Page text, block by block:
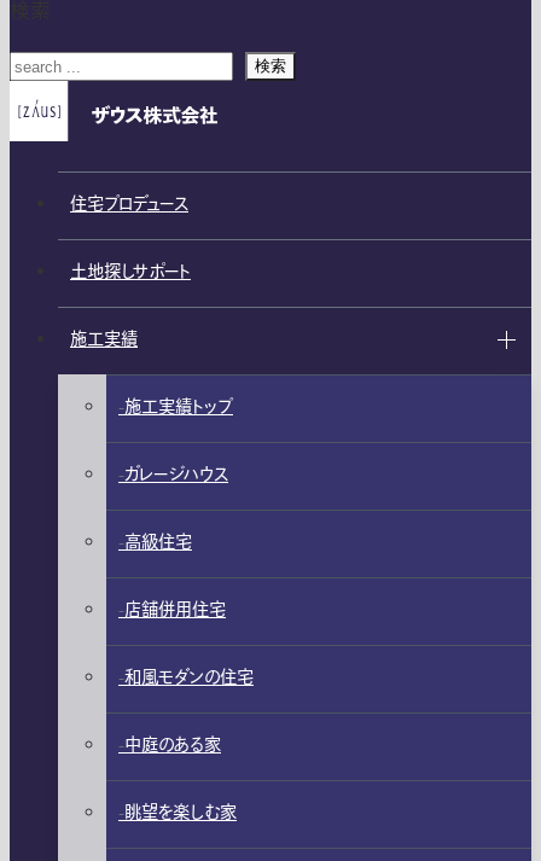
検索
住宅プロデュース
土地探しサポート
施工実績
施工実績トップ
ガレージハウス
高級住宅
店舗併用住宅
和風モダンの住宅
中庭のある家
眺望を楽しむ家